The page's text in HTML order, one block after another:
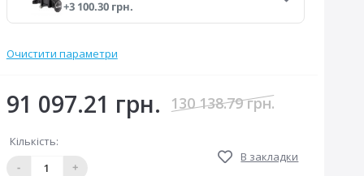
шарнірах.
обривається пружина. Hörmann
винайшов технологією
+3 100.30 грн.
Очистити параметри
91 097.21 грн. 130 138.79 грн.
Кількість:
-
+
В закладки